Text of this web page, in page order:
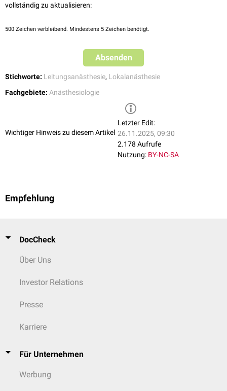
vollständig zu aktualisieren:
500 Zeichen verbleibend. Mindestens 5 Zeichen benötigt.
Absenden
Stichworte: Leitungsanästhesie, Lokalanästhesie
Fachgebiete: Anästhesiologie
Wichtiger Hinweis zu diesem Artikel
Letzter Edit:
26.11.2025, 09:30
2.178 Aufrufe
Nutzung: BY-NC-SA
Empfehlung
DocCheck
Über Uns
Investor Relations
Presse
Karriere
Für Unternehmen
Werbung